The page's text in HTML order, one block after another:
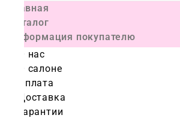
Главная
Каталог
Информация покупателю
О нас
О салоне
Оплата
Доставка
Гарантии